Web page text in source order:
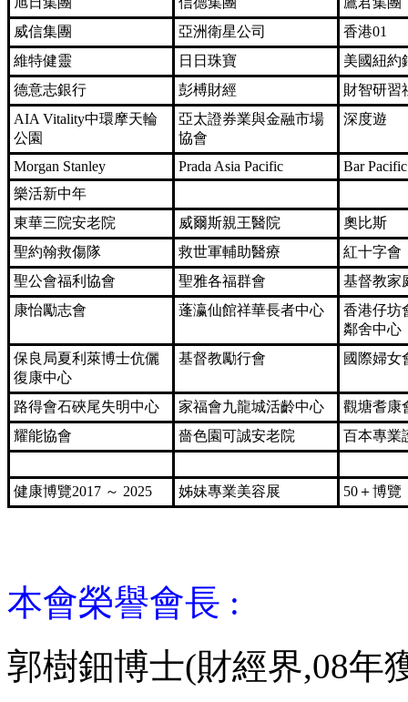
威信集團
亞洲衛星公司
香港01
維特健靈
日日珠寶
美國紐約
德意志銀行
彭榑財經
財智研習
AIA Vitality中環摩天輪
公園
亞太證券業與金融市場
協會
深度遊
Morgan Stanley Prada Asia Pacific
Bar Pacific
樂活新中年
東華三院安老院
威爾斯親王醫院
奧比斯
聖約翰救傷隊
救世軍輔助醫療
紅十字會
聖公會福利協會
聖雅各福群會
基督教家
康怡勵志會
蓬瀛仙館祥華長者中心
香港仔坊
鄰舍中心
保良局夏利萊博士伉儷
復康中心
基督教勵行會 國際婦女
路得會石硤尾失明中心 家福會九龍城活齡中心
觀塘耆康
耀能協會
嗇色園可誠安老院 百本專業
健康博覽2017 ～ 2025 姊妹專業美容展 50＋博覽
本會榮譽會長 :
郭樹鈿博士(財經界,08年